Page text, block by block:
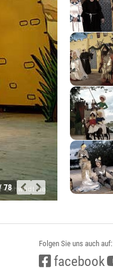
78
Folgen Sie uns auch auf:
facebook